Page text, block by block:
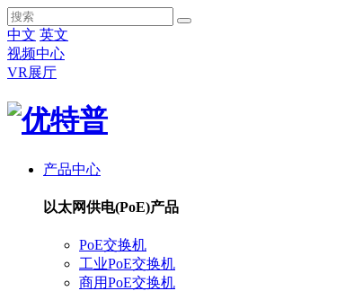
中文 英文
视频中心
VR展厅
产品中心
以太网供电(PoE)产品
PoE交换机
工业PoE交换机
商用PoE交换机